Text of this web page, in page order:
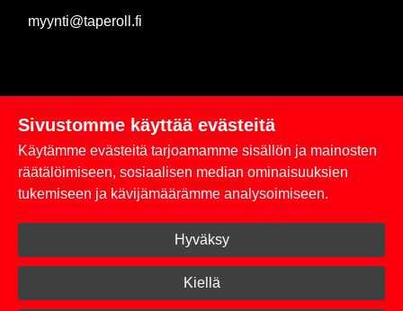
myynti@taperoll.fi
Linkit
Rekisteriseloste
Toimitus- ja maksuehdot
Kirjaudu sisään
Sivustomme käyttää evästeitä
Käytämme evästeitä tarjoamamme sisällön ja mainosten
räätälöimiseen, sosiaalisen median ominaisuuksien
tukemiseen ja kävijämäärämme analysoimiseen.
Hyväksy
Kiellä